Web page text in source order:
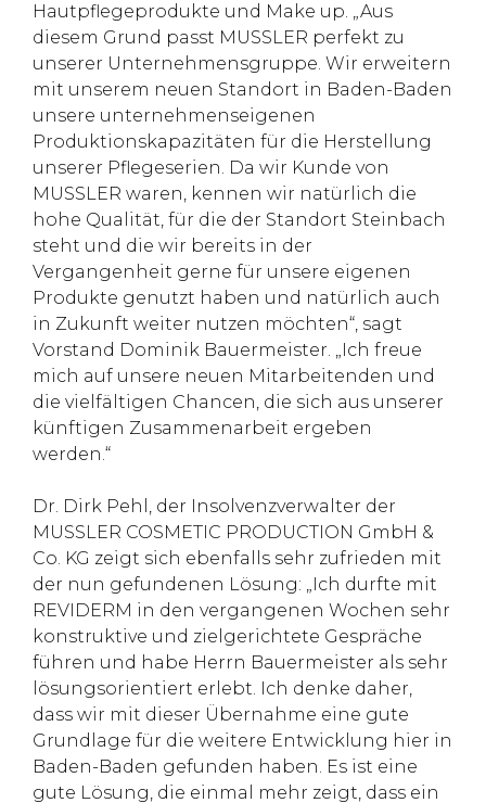
Hautpflegeprodukte und Make up. „Aus
diesem Grund passt MUSSLER perfekt zu
unserer Unternehmensgruppe. Wir erweitern
mit unserem neuen Standort in Baden-Baden
unsere unternehmenseigenen
Produktionskapazitäten für die Herstellung
unserer Pflegeserien. Da wir Kunde von
MUSSLER waren, kennen wir natürlich die
hohe Qualität, für die der Standort Steinbach
steht und die wir bereits in der
Vergangenheit gerne für unsere eigenen
Produkte genutzt haben und natürlich auch
in Zukunft weiter nutzen möchten“, sagt
Vorstand Dominik Bauermeister. „Ich freue
mich auf unsere neuen Mitarbeitenden und
die vielfältigen Chancen, die sich aus unserer
künftigen Zusammenarbeit ergeben
werden.“
Dr. Dirk Pehl, der Insolvenzverwalter der
MUSSLER COSMETIC PRODUCTION GmbH &
Co. KG zeigt sich ebenfalls sehr zufrieden mit
der nun gefundenen Lösung: „Ich durfte mit
REVIDERM in den vergangenen Wochen sehr
konstruktive und zielgerichtete Gespräche
führen und habe Herrn Bauermeister als sehr
lösungsorientiert erlebt. Ich denke daher,
dass wir mit dieser Übernahme eine gute
Grundlage für die weitere Entwicklung hier in
Baden-Baden gefunden haben. Es ist eine
gute Lösung, die einmal mehr zeigt, dass ein